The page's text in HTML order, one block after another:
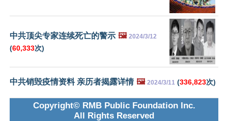
中共顶尖专家连续死亡的警示 🖼️ 2024/3/12
(60,333次)
中共销毁疫情资料 亲历者揭露详情 🖼️ 2024/3/11 (336,823次)
Copyright© RMB Public Foundation Inc.
All Rights Reserved